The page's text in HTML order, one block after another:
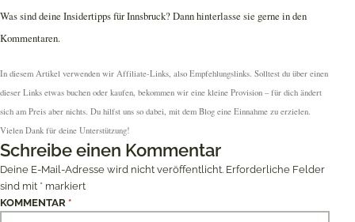
Was sind deine Insidertipps für Innsbruck? Dann hinterlasse sie gerne in den
Kommentaren.
In diesem Artikel verwenden wir Affiliate-Links, also Empfehlungslinks. Solltest du über einen
dieser Links etwas buchen oder kaufen, bekommen wir eine kleine Provision – für dich ändert
sich am Preis aber nichts. Du hilfst uns so dabei, mit dem Blog eine Einnahme zu erzielen.
Vielen Dank für deine Unterstützung!
Schreibe einen Kommentar
Deine E-Mail-Adresse wird nicht veröffentlicht. Erforderliche Felder
sind mit * markiert
KOMMENTAR *